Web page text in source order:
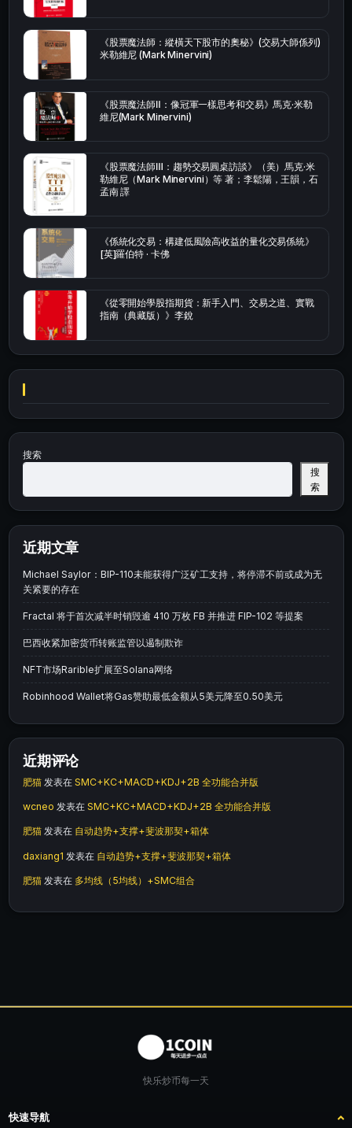
《股票魔法師：縱橫天下股市的奧秘》(交易大師係列)
米勒維尼 (Mark Minervini)
《股票魔法師Ⅱ：像冠軍一樣思考和交易》馬克·米勒
維尼(Mark Minervini)
《股票魔法師Ⅲ：趨勢交易圓桌訪談》（美）馬克·米
勒維尼（Mark Minervini）等 著；李鬆陽，王韻，石
孟南 譯
《係統化交易：構建低風險高收益的量化交易係統》
[英]羅伯特 · 卡佛
《從零開始學股指期貨：新手入門、交易之道、實戰
指南（典藏版）》李銳
搜索
搜
索
近期文章
Michael Saylor：BIP-110未能获得广泛矿工支持，将停滞不前或成为无
关紧要的存在
Fractal 将于首次减半时销毁逾 410 万枚 FB 并推进 FIP-102 等提案
巴西收紧加密货币转账监管以遏制欺诈
NFT市场Rarible扩展至Solana网络
Robinhood Wallet将Gas赞助最低金额从5美元降至0.50美元
近期评论
肥猫 发表在 SMC+KC+MACD+KDJ+2B 全功能合并版
wcneo 发表在 SMC+KC+MACD+KDJ+2B 全功能合并版
肥猫 发表在 自动趋势+支撑+斐波那契+箱体
daxiang1 发表在 自动趋势+支撑+斐波那契+箱体
肥猫 发表在 多均线（5均线）+SMC组合
快乐炒币每一天
快速导航